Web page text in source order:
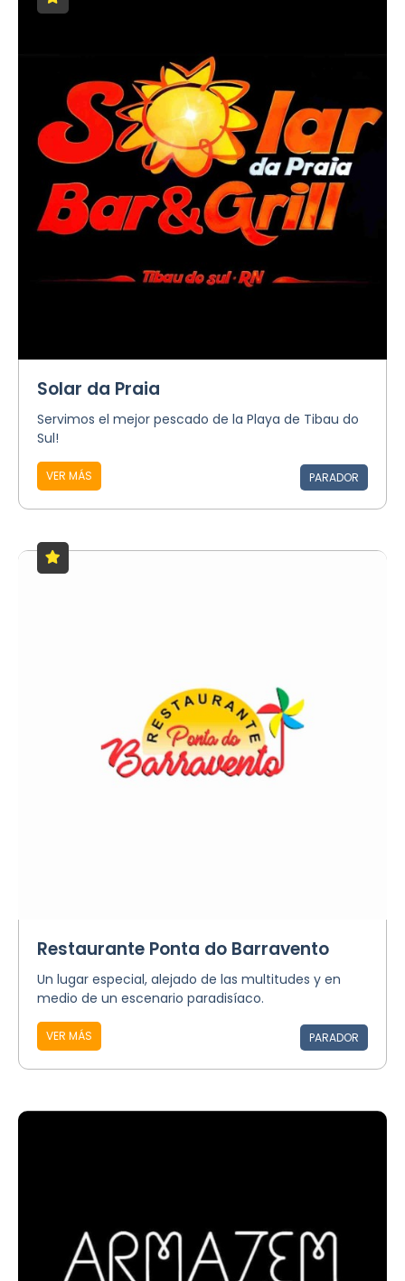
Solar da Praia
Servimos el mejor pescado de la Playa de Tibau do
Sul!
VER MÁS PARADOR
Restaurante Ponta do Barravento
Un lugar especial, alejado de las multitudes y en
medio de un escenario paradisíaco.
VER MÁS PARADOR